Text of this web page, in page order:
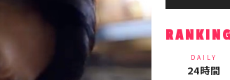
RANKING
DAILY
24時間